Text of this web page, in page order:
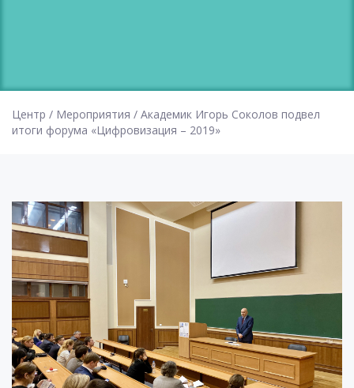
Центр / Мероприятия / Академик Игорь Соколов подвел
итоги форума «Цифровизация – 2019»